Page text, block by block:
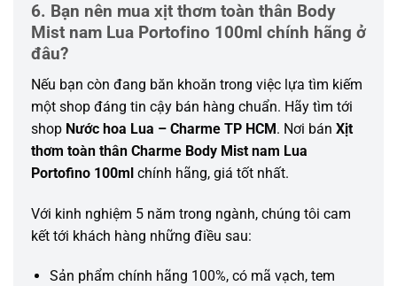
6. Bạn nên mua xịt thơm toàn thân Body
Mist nam Lua Portofino 100ml chính hãng ở
đâu?
Nếu bạn còn đang băn khoăn trong việc lựa tìm kiếm
một shop đáng tin cậy bán hàng chuẩn. Hãy tìm tới
shop Nước hoa Lua – Charme TP HCM. Nơi bán Xịt
thơm toàn thân Charme Body Mist nam Lua
Portofino 100ml chính hãng, giá tốt nhất.
Với kinh nghiệm 5 năm trong ngành, chúng tôi cam
kết tới khách hàng những điều sau:
Sản phẩm chính hãng 100%, có mã vạch, tem